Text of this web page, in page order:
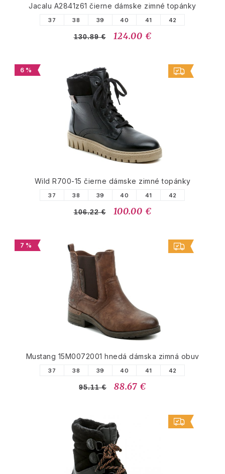
Jacalu A2841z61 čierne dámske zimné topánky
37 38 39 40 41 42
130.89 € 124.00 €
6 %
Wild R700-15 čierne dámske zimné topánky
37 38 39 40 41 42
106.22 € 100.00 €
7 %
Mustang 15M0072001 hnedá dámska zimná obuv
37 38 39 40 41 42
95.11 € 88.67 €